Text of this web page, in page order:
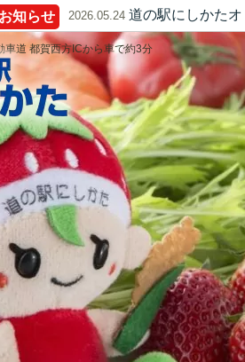
知らせ 2026.05.24 道の駅にしかた
道 都賀西方ICから車で約3分